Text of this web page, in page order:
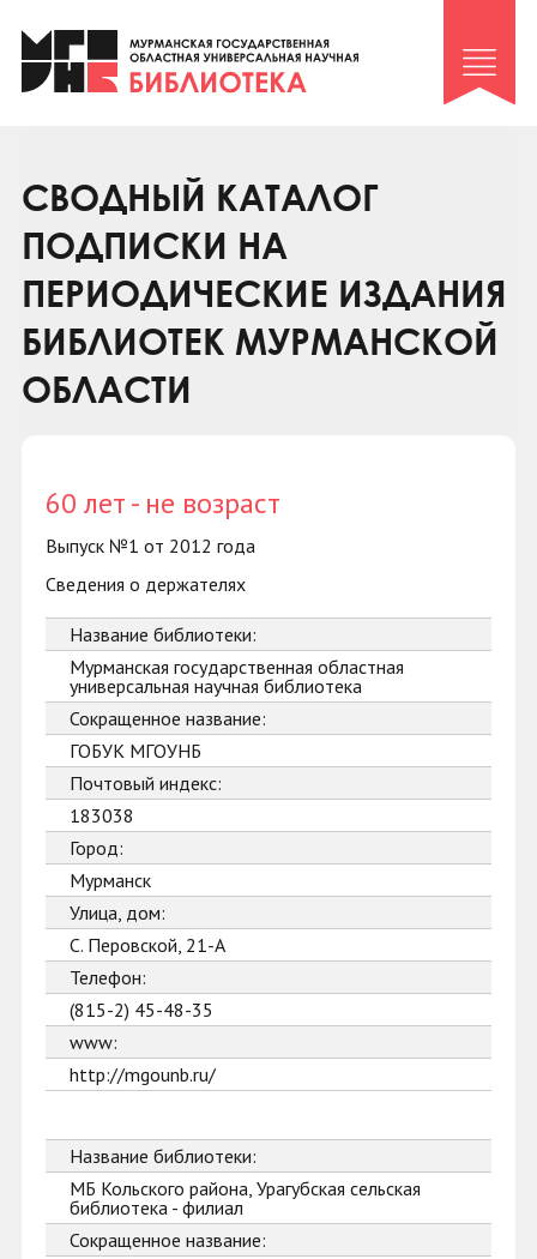
Клуб «Гиря и сельдерей»
Клуб «Семейный архив»
Коллегам
Контакты
СВОДНЫЙ КАТАЛОГ
ПОДПИСКИ НА
ПЕРИОДИЧЕСКИЕ ИЗДАНИЯ
БИБЛИОТЕК МУРМАНСКОЙ
ОБЛАСТИ
60 лет - не возраст
Выпуск №1 от 2012 года
Сведения о держателях
Название библиотеки:
Мурманская государственная областная
универсальная научная библиотека
Сокращенное название:
ГОБУК МГОУНБ
Почтовый индекс:
183038
Город:
Мурманск
Улица, дом:
С. Перовской, 21-А
Телефон:
(815-2) 45-48-35
www:
http://mgounb.ru/
Название библиотеки:
МБ Кольского района, Урагубская сельская
библиотека - филиал
Сокращенное название: